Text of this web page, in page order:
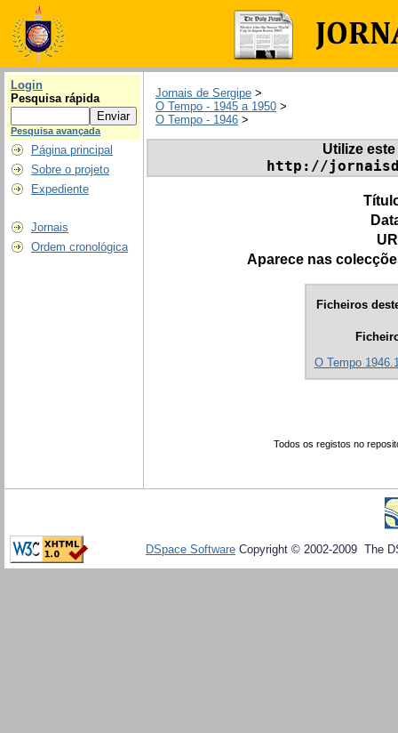
Login
Pesquisa rápida
Pesquisa avançada
Página principal
Sobre o projeto
Expediente
Jornais
Ordem cronológica
Jornais de Sergipe >
O Tempo - 1945 a 1950 >
O Tempo - 1946 >
Utilize
http://
Aparece nas
Ficheiros
O Tempo
Todos os registos no
DSpace Software Copyright © 2002-2009 The